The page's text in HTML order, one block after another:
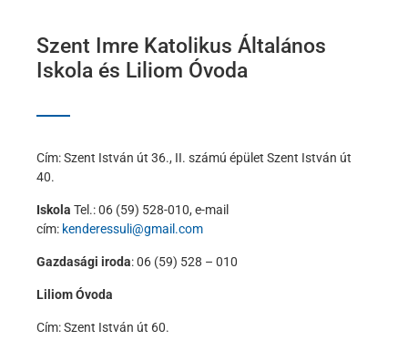
Szent Imre Katolikus Általános
Iskola és Liliom Óvoda
Cím: Szent István út 36., II. számú épület Szent István út
40.
Iskola Tel.: 06 (59) 528-010, e-mail
cím: kenderessuli@gmail.com
Gazdasági iroda: 06 (59) 528 – 010
Liliom Óvoda
Cím: Szent István út 60.